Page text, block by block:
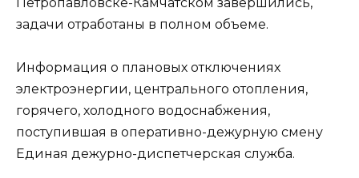
задачи отработаны в полном объеме.
Информация о плановых отключениях
электроэнергии, центрального отопления,
горячего, холодного водоснабжения,
поступившая в оперативно-дежурную смену
Единая дежурно-диспетчерская служба.